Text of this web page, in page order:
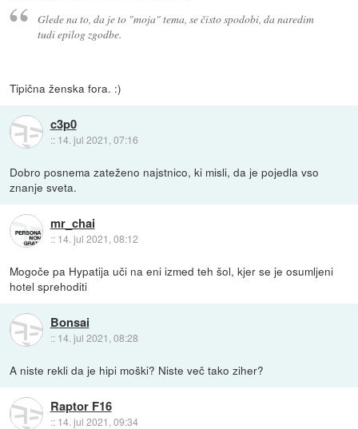
Glede na to, da je to "moja" tema, se čisto spodobi, da naredim
tudi epilog zgodbe.
Tipična ženska fora. :)
c3p0
:: 14. jul 2021, 07:16
Dobro posnema zateženo najstnico, ki misli, da je pojedla vso
znanje sveta.
mr_chai
:: 14. jul 2021, 08:12
Mogoče pa Hypatija uči na eni izmed teh šol, kjer se je osumljeni
hotel sprehoditi
Bonsai
:: 14. jul 2021, 08:28
A niste rekli da je hipi moški? Niste več tako ziher?
Raptor F16
:: 14. jul 2021, 09:34